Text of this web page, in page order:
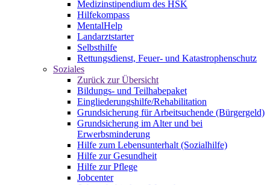
Medizinstipendium des HSK
Hilfekompass
MentalHelp
Landarztstarter
Selbsthilfe
Rettungsdienst, Feuer- und Katastrophenschutz
Soziales
Zurück zur Übersicht
Bildungs- und Teilhabepaket
Eingliederungshilfe/Rehabilitation
Grundsicherung für Arbeitsuchende (Bürgergeld)
Grundsicherung im Alter und bei
Erwerbsminderung
Hilfe zum Lebensunterhalt (Sozialhilfe)
Hilfe zur Gesundheit
Hilfe zur Pflege
Jobcenter